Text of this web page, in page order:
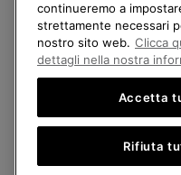
Pagamento
Domande frequenti
Italia
2026 Columbia Sportswear
continueremo a
strettamente necessari
nostro sito web. Clicca
dettagli nella nostra
Accetta
Rifiuta